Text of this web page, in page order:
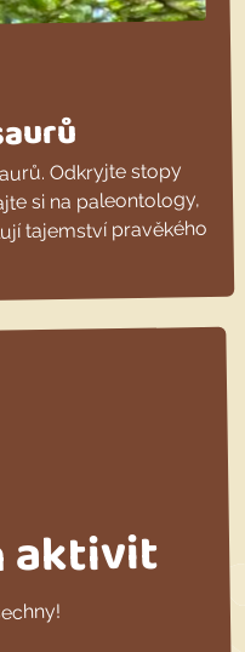
Odkryjte stopy
si na paleontology,
tajemství pravěkého
aktivit